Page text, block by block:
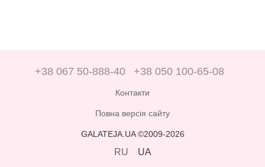
+38 067 50-888-40 +38 050 100-65-08
Контакти
Повна версія сайту
GALATEJA.UA ©2009-2026
RU UA